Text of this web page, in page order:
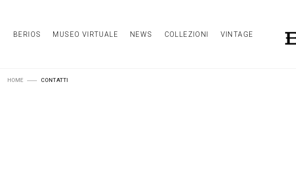
BERIOS MUSEO VIRTUALE NEWS COLLEZIONI VINTAGE
HOME CONTATTI